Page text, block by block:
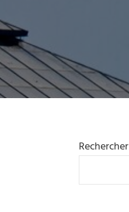
Rechercher